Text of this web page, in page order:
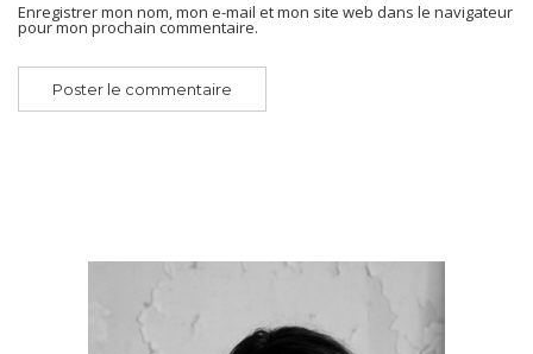
Enregistrer mon nom, mon e-mail et mon site web dans le navigateur
pour mon prochain commentaire.